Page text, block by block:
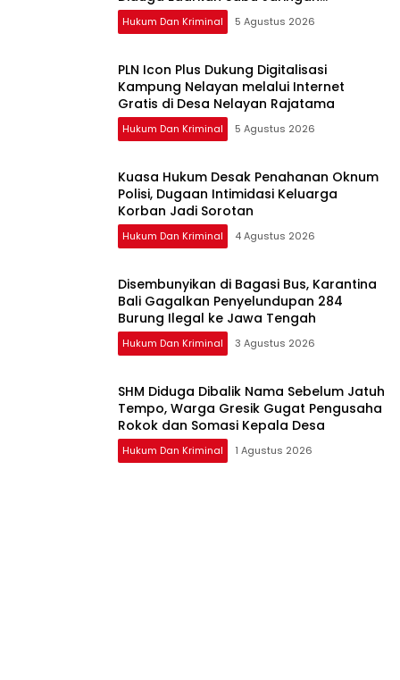
Bangkalan
Hukum Dan Kriminal 5 Agustus 2026
PLN Icon Plus Dukung Digitalisasi
Kampung Nelayan melalui Internet
Gratis di Desa Nelayan Rajatama
Hukum Dan Kriminal 5 Agustus 2026
Kuasa Hukum Desak Penahanan Oknum
Polisi, Dugaan Intimidasi Keluarga
Korban Jadi Sorotan
Hukum Dan Kriminal 4 Agustus 2026
Disembunyikan di Bagasi Bus, Karantina
Bali Gagalkan Penyelundupan 284
Burung Ilegal ke Jawa Tengah
Hukum Dan Kriminal 3 Agustus 2026
SHM Diduga Dibalik Nama Sebelum Jatuh
Tempo, Warga Gresik Gugat Pengusaha
Rokok dan Somasi Kepala Desa
Hukum Dan Kriminal 1 Agustus 2026